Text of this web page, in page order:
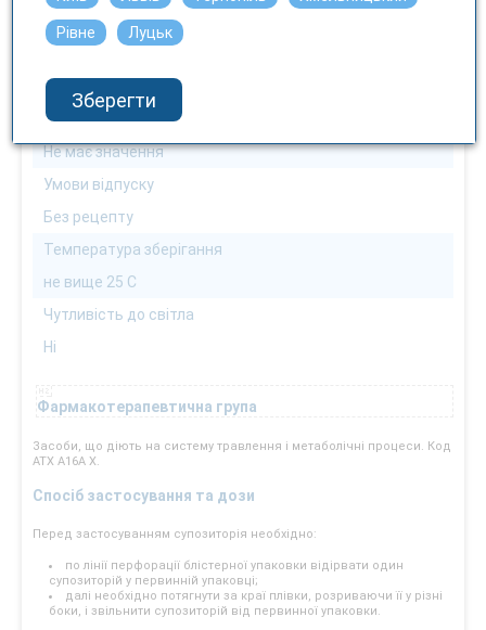
Можна
ректально
Взаємодія з їжею
Не має значення
Умови відпуску
Без рецепту
Температура зберігання
не вище 25 С
Чутливість до світла
Ні
Фармакотерапевтична група
Засоби, що діють на систему травлення і метаболічні процеси. Код
АТХ А16А X.
Спосіб застосування та дози
Перед застосуванням супозиторія необхідно:
по лінії перфорації блістерної упаковки відірвати один
супозиторій у первинній упаковці;
далі необхідно потягнути за краї плівки, розриваючи її у різні
боки, і звільнити супозиторій від первинної упаковки.
Рівне Луцьк
Зберегти